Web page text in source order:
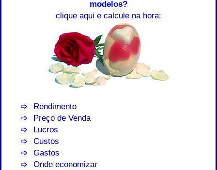
modelos?
clique aqui e calcule na hora:
Rendimento
Preço de Venda
Lucros
Custos
Gastos
Onde economizar